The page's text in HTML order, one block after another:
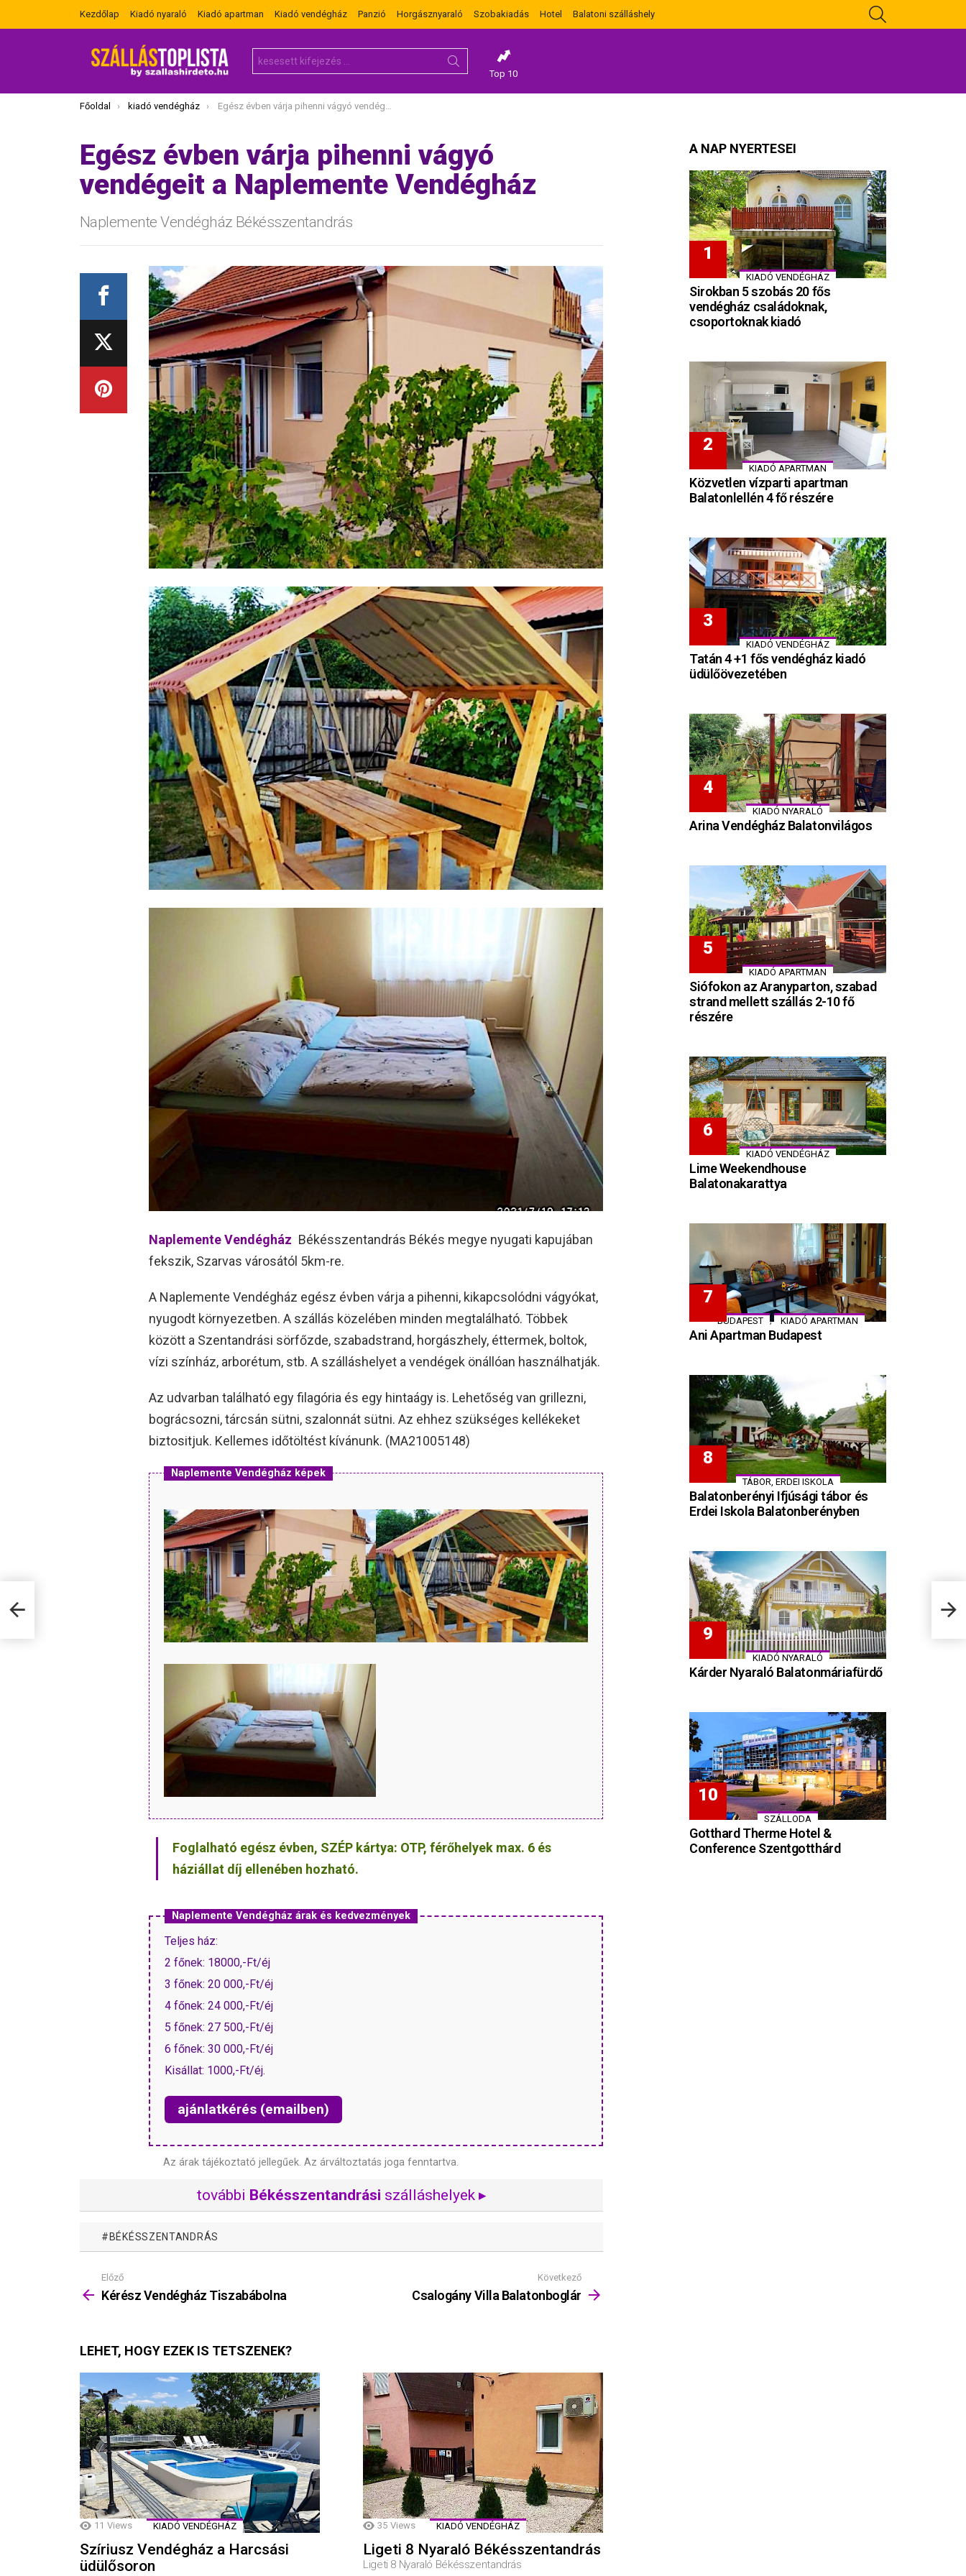
Kezdőlap Kiadó nyaraló Kiadó apartman Kiadó vendégház Panzió Horgásznyaraló Szobakiadás Hotel Balatoni szálláshely
for:
Top 10
Itt vagy most:
Főoldal kiadó vendégház Egész évben várja pihenni vágyó vendégeit a Naplemente Vendégház
Egész évben várja pihenni vágyó
vendégeit a Naplemente Vendégház
Naplemente Vendégház Békésszentandrás
Naplemente Vendégház Békésszentandrás Békés megye nyugati kapujában
fekszik, Szarvas városától 5km-re.
A Naplemente Vendégház egész évben várja a pihenni, kikapcsolódni vágyókat,
nyugodt környezetben. A szállás közelében minden megtalálható. Többek
között a Szentandrási sörfőzde, szabadstrand, horgászhely, éttermek, boltok,
vízi színház, arborétum, stb. A szálláshelyet a vendégek önállóan használhatják.
Az udvarban található egy filagória és egy hintaágy is. Lehetőség van grillezni,
bográcsozni, tárcsán sütni, szalonnát sütni. Az ehhez szükséges kellékeket
biztositjuk. Kellemes időtöltést kívánunk. (MA21005148)
Naplemente Vendégház képek
Foglalható egész évben, SZÉP kártya: OTP, férőhelyek max. 6 és
háziállat díj ellenében hozható.
Naplemente Vendégház árak és kedvezmények
Teljes ház:
2 főnek: 18000,-Ft/éj
3 főnek: 20 000,-Ft/éj
4 főnek: 24 000,-Ft/éj
5 főnek: 27 500,-Ft/éj
6 főnek: 30 000,-Ft/éj
Kisállat: 1000,-Ft/éj.
ajánlatkérés (emailben)
Az árak tájékoztató jellegűek. Az árváltoztatás joga fenntartva.
további Békésszentandrási szálláshelyek ▸
BÉKÉSSZENTANDRÁS
Mutass
többet
Előző
Kérész Vendégház Tiszabábolna
Következő
Csalogány Villa Balatonboglár
LEHET, HOGY EZEK IS TETSZENEK?
11 Views KIADÓ VENDÉGHÁZ
Szíriusz Vendégház a Harcsási
üdülősoron
35 Views KIADÓ VENDÉGHÁZ
Ligeti 8 Nyaraló Békésszentandrás
Ligeti 8 Nyaraló Békésszentandrás
A NAP NYERTESEI
KIADÓ VENDÉGHÁZ
Sirokban 5 szobás 20 fős
vendégház családoknak,
csoportoknak kiadó
KIADÓ APARTMAN
Közvetlen vízparti apartman
Balatonlellén 4 fő részére
KIADÓ VENDÉGHÁZ
Tatán 4 +1 fős vendégház kiadó
üdülőövezetében
KIADÓ NYARALÓ
Arina Vendégház Balatonvilágos
KIADÓ APARTMAN
Siófokon az Aranyparton, szabad
strand mellett szállás 2-10 fő
részére
KIADÓ VENDÉGHÁZ
Lime Weekendhouse
Balatonakarattya
BUDAPEST , KIADÓ APARTMAN
Ani Apartman Budapest
TÁBOR, ERDEI ISKOLA
Balatonberényi Ifjúsági tábor és
Erdei Iskola Balatonberényben
KIADÓ NYARALÓ
Kárder Nyaraló Balatonmáriafürdő
SZÁLLODA
Gotthard Therme Hotel &
Conference Szentgotthárd